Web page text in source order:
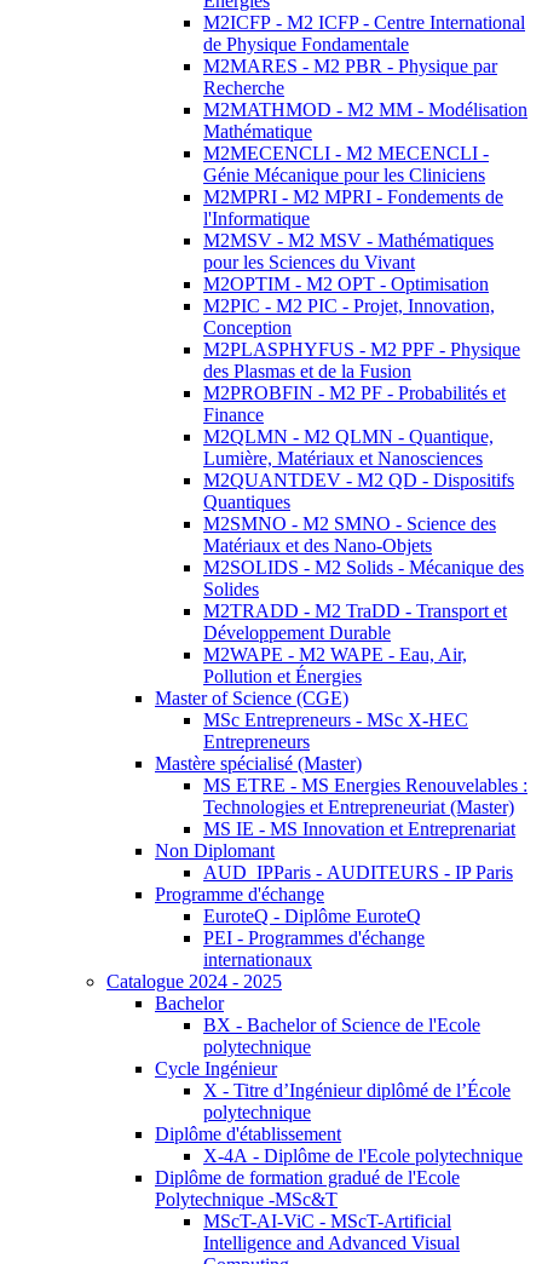
M2ICFP - M2 ICFP - Centre International
de Physique Fondamentale
M2MARES - M2 PBR - Physique par
Recherche
M2MATHMOD - M2 MM - Modélisation
Mathématique
M2MECENCLI - M2 MECENCLI -
Génie Mécanique pour les Cliniciens
M2MPRI - M2 MPRI - Fondements de
l'Informatique
M2MSV - M2 MSV - Mathématiques
pour les Sciences du Vivant
M2OPTIM - M2 OPT - Optimisation
M2PIC - M2 PIC - Projet, Innovation,
Conception
M2PLASPHYFUS - M2 PPF - Physique
des Plasmas et de la Fusion
M2PROBFIN - M2 PF - Probabilités et
Finance
M2QLMN - M2 QLMN - Quantique,
Lumière, Matériaux et Nanosciences
M2QUANTDEV - M2 QD - Dispositifs
Quantiques
M2SMNO - M2 SMNO - Science des
Matériaux et des Nano-Objets
M2SOLIDS - M2 Solids - Mécanique des
Solides
M2TRADD - M2 TraDD - Transport et
Développement Durable
M2WAPE - M2 WAPE - Eau, Air,
Pollution et Énergies
Master of Science (CGE)
MSc Entrepreneurs - MSc X-HEC
Entrepreneurs
Mastère spécialisé (Master)
MS ETRE - MS Energies Renouvelables :
Technologies et Entrepreneuriat (Master)
MS IE - MS Innovation et Entreprenariat
Non Diplomant
AUD_IPParis - AUDITEURS - IP Paris
Programme d'échange
EuroteQ - Diplôme EuroteQ
PEI - Programmes d'échange
internationaux
Catalogue 2024 - 2025
Bachelor
BX - Bachelor of Science de l'Ecole
polytechnique
Cycle Ingénieur
X - Titre d’Ingénieur diplômé de l’École
polytechnique
Diplôme d'établissement
X-4A - Diplôme de l'Ecole polytechnique
Diplôme de formation gradué de l'Ecole
Polytechnique -MSc&T
MScT-AI-ViC - MScT-Artificial
Intelligence and Advanced Visual